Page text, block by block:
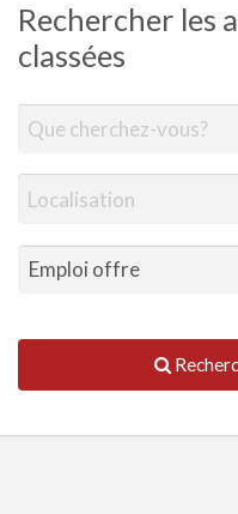
Rechercher les
classées